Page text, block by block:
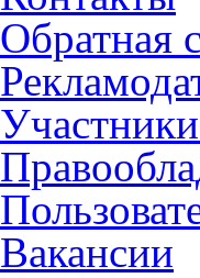
Обратная
Вакансии